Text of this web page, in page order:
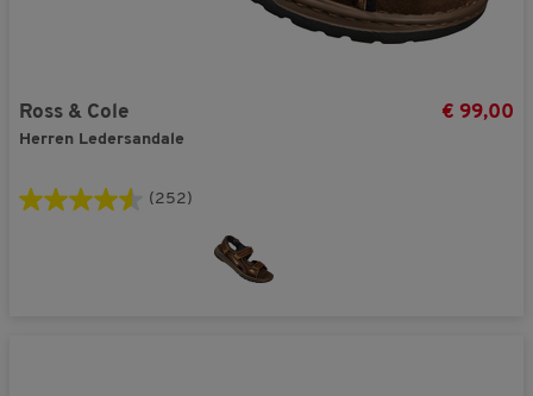
Ross & Cole
Herren Ledersandale
€ 99,00
(252)